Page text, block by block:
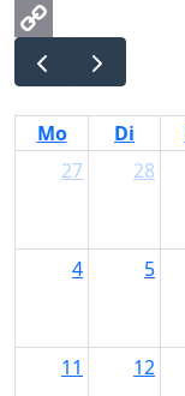
Email
Copy
Link
Mo Di
27
28
4 5
11 12